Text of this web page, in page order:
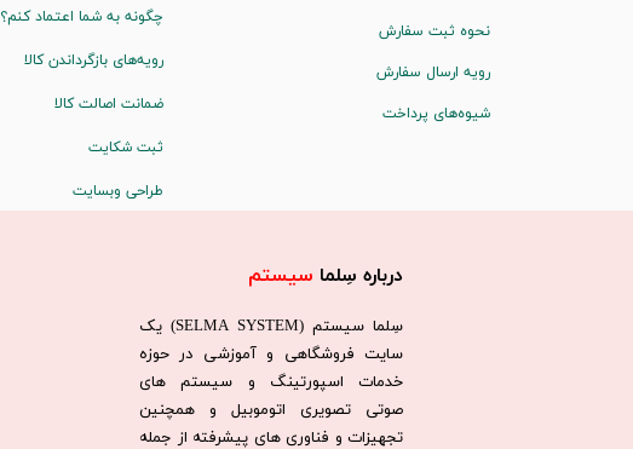
درباره سِلما سیستم​​​​​​​
سِلما سيستم (SELMA SYSTEM) یک
سایت فروشگاهی و آموزشی در حوزه
خدمات اسپورتینگ و سیستم های
صوتی تصویری اتوموبیل و همچنین
تجهیزات و فناوری های پیشرفته از جمله
نحوه ثبت سفارش
رویه ارسال سفارش
شیوه‌های پرداخت
چگونه به شما اعتماد کنم؟
رویه‌های بازگرداندن کالا
ضمانت اصالت کالا
ثبت شکایت
طراحی وبسایت